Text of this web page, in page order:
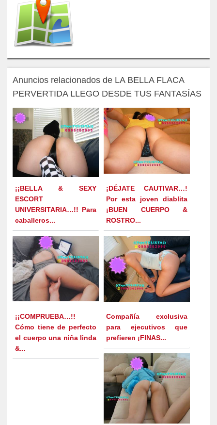
Anuncios relacionados de LA BELLA FLACA
PERVERTIDA LLEGO DESDE TUS FANTASÍAS
¡¡BELLA & SEXY
ESCORT
UNIVERSITARIA…!! Para
caballeros...
¡DÉJATE CAUTIVAR…!
Por esta joven diablita
¡BUEN CUERPO &
ROSTRO...
¡¡COMPRUEBA…!!
Cómo tiene de perfecto
el cuerpo una niña linda
&...
Compañía exclusiva
para ejecutivos que
prefieren ¡FINAS...